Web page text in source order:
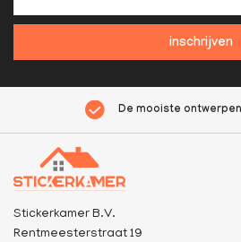
inschrijven
De mooiste
Stickerkamer B.V.
Rentmeesterstraat 19